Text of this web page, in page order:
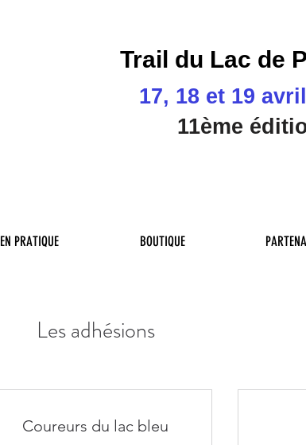
Trail du Lac de
17, 18 et 19
11ème
EN PRATIQUE BOUTIQUE
Les adhésions
Coureurs du lac bleu